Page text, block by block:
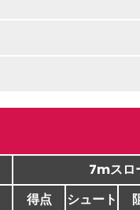
7mスロ
得点 シュート